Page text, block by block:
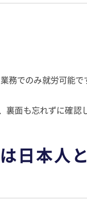
の業務でのみ就
面も忘れずに確認
日本人